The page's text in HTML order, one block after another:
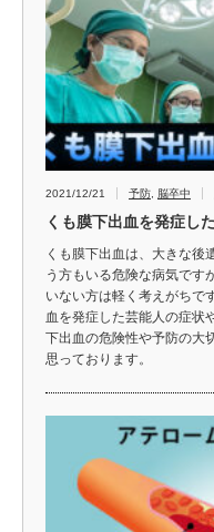
2021/12/21 予防 脳卒中
くも膜下出血を発症し
くも膜下出血は、大きな後
う方もいる危険な病気です
いない方は軽く考えがちで
血を発症した芸能人の症状
下出血の危険性や予防の大
思っております。